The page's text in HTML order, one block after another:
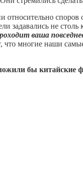
задавались не
ваша
многие наши
бы китайские